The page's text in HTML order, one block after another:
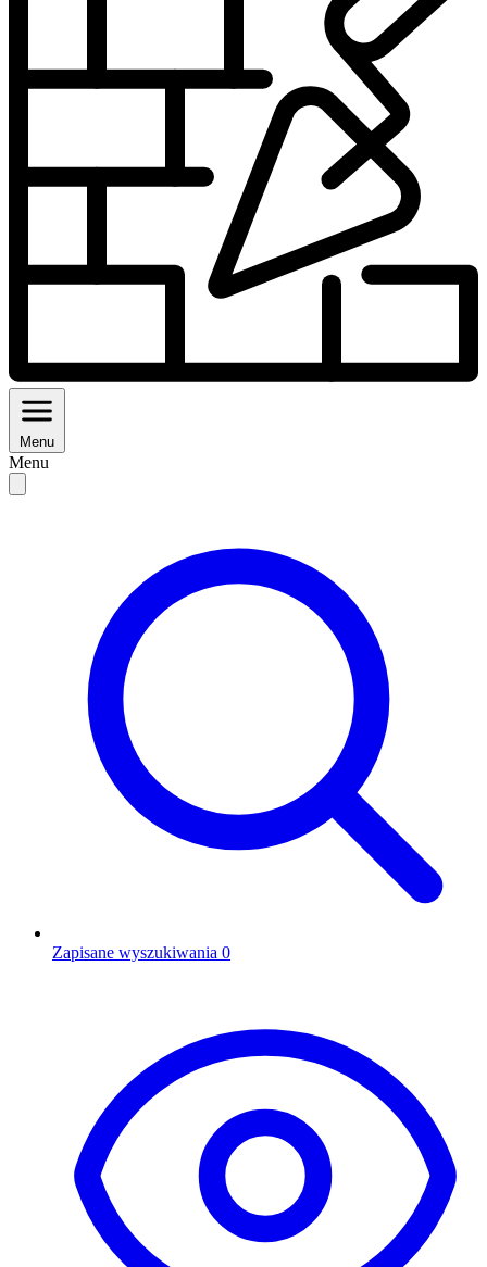
Menu
Menu
Zapisane wyszukiwania 0